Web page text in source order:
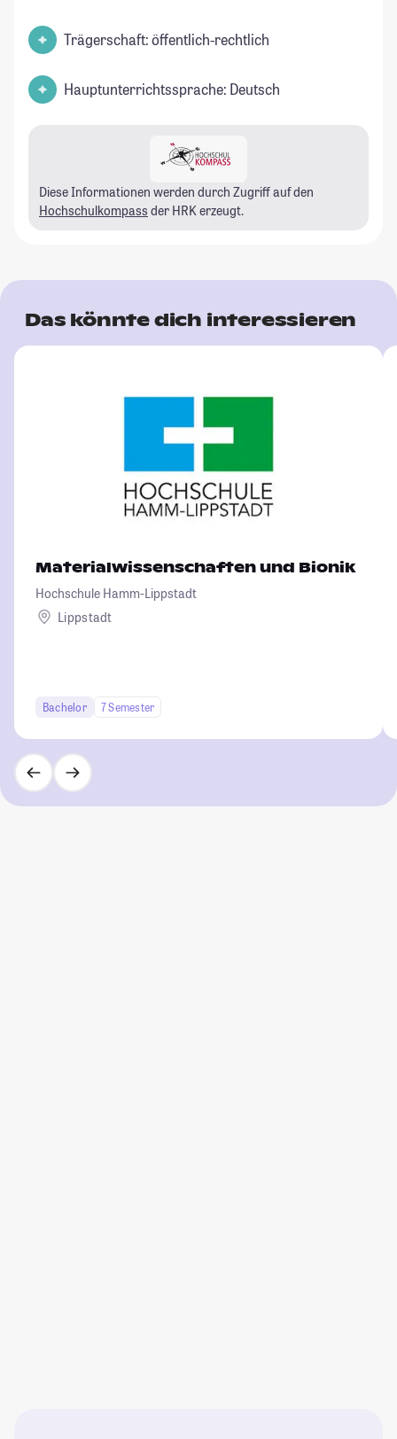
Trägerschaft: öffentlich-rechtlich
Hauptunterrichtssprache: Deutsch
Diese Informationen werden durch Zugriff auf den
Hochschulkompass der HRK erzeugt.
Das könnte dich interessieren
Materialwissenschaften und Bionik
Hochschule Hamm-Lippstadt
Lippstadt
Bachelor 7 Semester